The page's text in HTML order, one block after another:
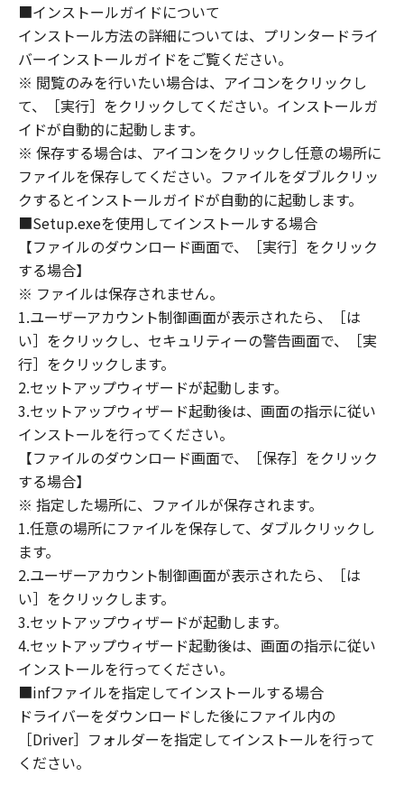
記のボタンをクリックした時点、または「本ソ
フトウェア」をインストールした時点で発効
し、下記(2)または(3)により終了されるまで有
効に存続します。
(2) お客様は、「本ソフトウェア」およびその
複製物のすべてを廃棄および消去することによ
り、本契約書を終了させることができます。
(3) お客様が本契約書のいずれかの条項に違反
した場合、本契約書は直ちに終了します。
(4) お客様は、上記(3)によって本契約書が終了
した場合、速やかに、「本ソフトウェア」およ
びその複製物のすべてを廃棄または消去するも
のとします。
(5) 上記にかかわらず、本契約書第2条、第4条
から第7条まで、第8条第4項および第10条の規
定は、本契約書の終了後も効力を有します。
９．U.S. GOVERNMENT RESTRICTED RIGHTS
NOTICE
“米国政府エンドユーザー”とは、米国政府の機
関また団体を意味します。もしお客様が米国政
府エンドユーザーである場合、以下の規定が適
用されます：The SOFTWARE is a "commercial
item," as that term is defined at 48 C.F.R.
2.101 (Oct 1995), consisting of "commercial
computer software" and "commercial
computer software documentation," as such
terms are used in 48 C.F.R. 12.212 (Sept 1995).
Consistent with 48 C.F.R. 12.212 and 48 C.F.R.
227.7202-1 through 227.7202-4 (June 1995),
all U.S. Government End Users shall acquire
the SOFTWARE with only those rights set
forth herein. The manufacturer is Canon
Inc./30-2, Shimomaruko 3-chome, Ohta-ku,
Tokyo 146-8501, Japan.
本条項中で使用される"the SOFTWARE"とは、
本契約書中で定義される「本ソフトウェア」を
■インストールガイドについて
インストール方法の詳細については、プリンタードライ
バーインストールガイドをご覧ください。
※ 閲覧のみを行いたい場合は、アイコンをクリックし
て、［実行］をクリックしてください。インストールガ
イドが自動的に起動します。
※ 保存する場合は、アイコンをクリックし任意の場所に
ファイルを保存してください。ファイルをダブルクリッ
クするとインストールガイドが自動的に起動します。
■Setup.exeを使用してインストールする場合
【ファイルのダウンロード画面で、［実行］をクリック
する場合】
※ ファイルは保存されません。
1.ユーザーアカウント制御画面が表示されたら、［は
い］をクリックし、セキュリティーの警告画面で、［実
行］をクリックします。
2.セットアップウィザードが起動します。
3.セットアップウィザード起動後は、画面の指示に従い
インストールを行ってください。
【ファイルのダウンロード画面で、［保存］をクリック
する場合】
※ 指定した場所に、ファイルが保存されます。
1.任意の場所にファイルを保存して、ダブルクリックし
ます。
2.ユーザーアカウント制御画面が表示されたら、［は
い］をクリックします。
3.セットアップウィザードが起動します。
4.セットアップウィザード起動後は、画面の指示に従い
インストールを行ってください。
■infファイルを指定してインストールする場合
ドライバーをダウンロードした後にファイル内の
［Driver］フォルダーを指定してインストールを行って
ください。